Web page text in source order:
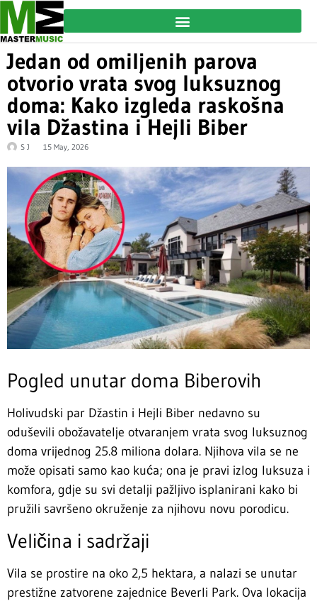
Jedan od omiljenih parova
otvorio vrata svog luksuznog
doma: Kako izgleda raskošna
vila Džastina i Hejli Biber
S J 15 May, 2026
Pogled unutar doma Biberovih
Holivudski par Džastin i Hejli Biber nedavno su
oduševili obožavatelje otvaranjem vrata svog luksuznog
doma vrijednog 25.8 miliona dolara. Njihova vila se ne
može opisati samo kao kuća; ona je pravi izlog luksuza i
komfora, gdje su svi detalji pažljivo isplanirani kako bi
pružili savršeno okruženje za njihovu novu porodicu.
Veličina i sadržaji
Vila se prostire na oko 2,5 hektara, a nalazi se unutar
prestižne zatvorene zajednice Beverli Park. Ova lokacija